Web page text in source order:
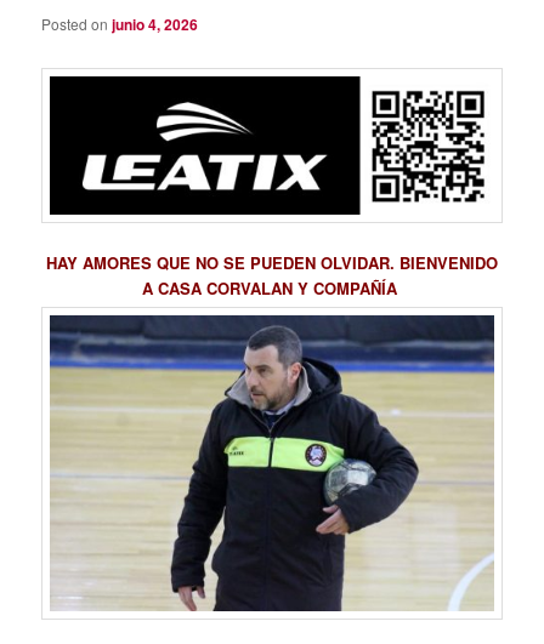
Posted onjunio 4, 2026
HAY AMORES QUE NO SE PUEDEN OLVIDAR. BIENVENIDO
A CASA CORVALAN Y COMPAÑÍA